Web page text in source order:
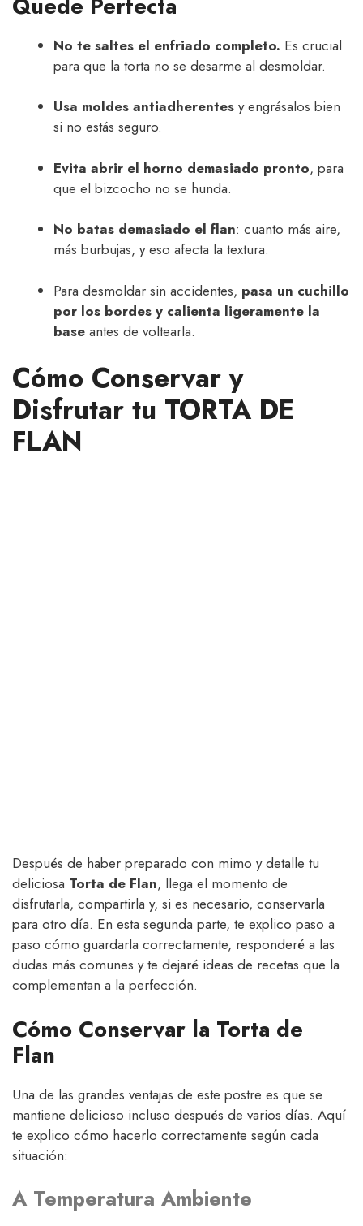
No te saltes el enfriado completo. Es crucial
para que la torta no se desarme al desmoldar.
Usa moldes antiadherentes y engrásalos bien
si no estás seguro.
Evita abrir el horno demasiado pronto, para
que el bizcocho no se hunda.
No batas demasiado el flan: cuanto más aire,
más burbujas, y eso afecta la textura.
Para desmoldar sin accidentes, pasa un cuchillo
por los bordes y calienta ligeramente la
base antes de voltearla.
Cómo Conservar y
Disfrutar tu TORTA DE
FLAN
Después de haber preparado con mimo y detalle tu
deliciosa Torta de Flan, llega el momento de
disfrutarla, compartirla y, si es necesario, conservarla
para otro día. En esta segunda parte, te explico paso a
paso cómo guardarla correctamente, responderé a las
dudas más comunes y te dejaré ideas de recetas que la
complementan a la perfección.
Cómo Conservar la Torta de
Flan
Una de las grandes ventajas de este postre es que se
mantiene delicioso incluso después de varios días. Aquí
te explico cómo hacerlo correctamente según cada
situación:
A Temperatura Ambiente